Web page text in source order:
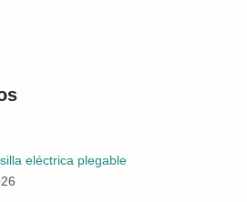
eléctrica plegable